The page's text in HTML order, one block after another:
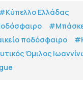
#Κύπελλο Ελλάδας
ποδόσφαιρο
Όμιλος